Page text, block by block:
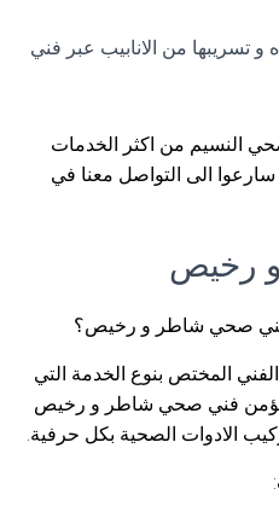
و تسريبها من الانابيب عبر فني
النسيم من اكثر الخدمات
الى التواصل معنا في
رخيص
صحي شاطر و رخيص؟
المختص بنوع الخدمة التي
نؤمن فني صحي شاطر و رخيص
الادوات الصحية بكل حرفية.